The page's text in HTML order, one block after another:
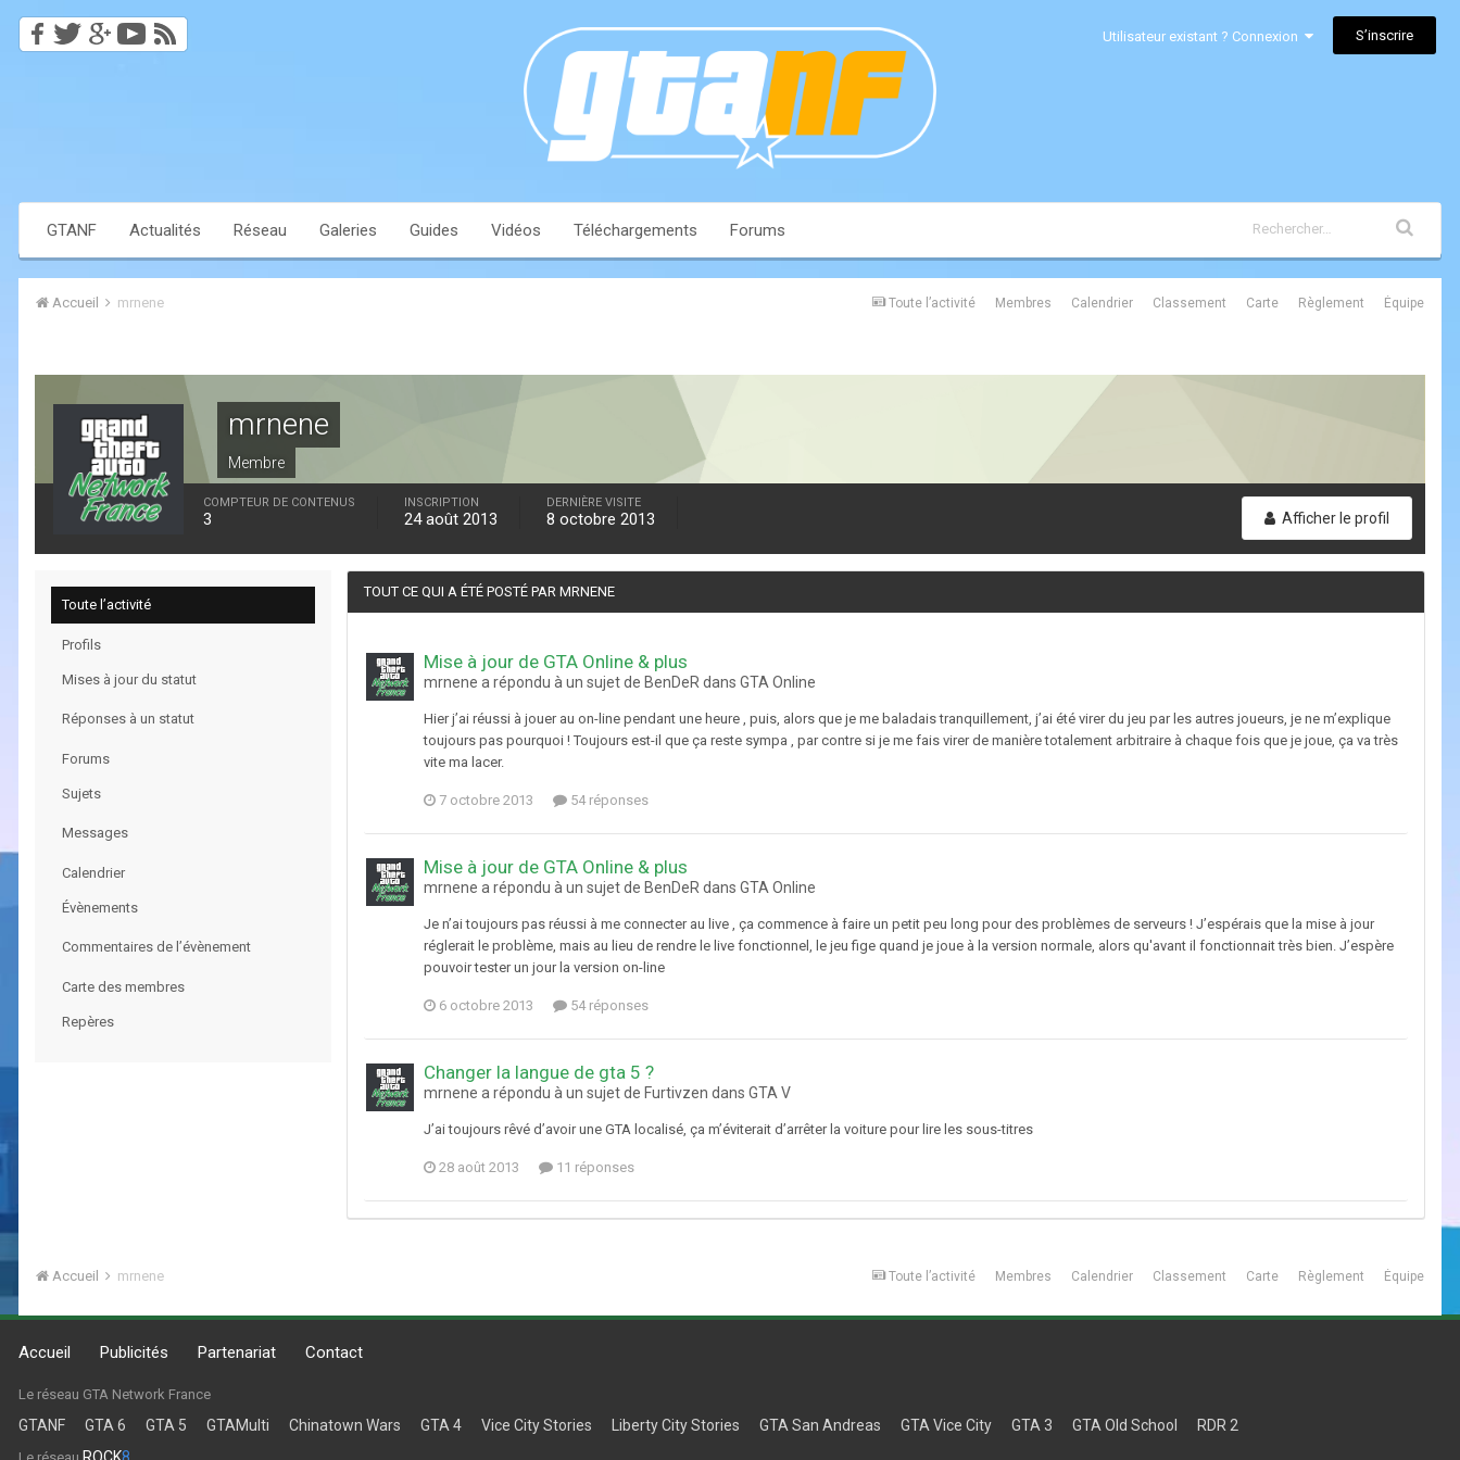
Utilisateur existant ? Connexion S’inscrire
GTANF Actualités Réseau Galeries Guides Vidéos Téléchargements Forums
Toute l’activité Membres Calendrier Classement Carte Règlement Équipe
Accueil mrnene
mrnene
Membre
Afficher le profil
COMPTEUR DE CONTENUS
3
INSCRIPTION
24 août 2013
DERNIÈRE VISITE
8 octobre 2013
Toute l’activité
Profils
Mises à jour du statut
Réponses à un statut
Forums
Sujets
Messages
Calendrier
Évènements
Commentaires de l’évènement
Carte des membres
Repères
TOUT CE QUI A ÉTÉ POSTÉ PAR MRNENE
Mise à jour de GTA Online & plus
mrnene a répondu à un sujet de BenDeR dans GTA Online
Hier j’ai réussi à jouer au on-line pendant une heure , puis, alors que je me baladais tranquillement, j’ai été virer du jeu par les autres joueurs, je ne m’explique
toujours pas pourquoi ! Toujours est-il que ça reste sympa , par contre si je me fais virer de manière totalement arbitraire à chaque fois que je joue, ça va très
vite ma lacer.
7 octobre 2013 54 réponses
Mise à jour de GTA Online & plus
mrnene a répondu à un sujet de BenDeR dans GTA Online
Je n’ai toujours pas réussi à me connecter au live , ça commence à faire un petit peu long pour des problèmes de serveurs ! J’espérais que la mise à jour
réglerait le problème, mais au lieu de rendre le live fonctionnel, le jeu fige quand je joue à la version normale, alors qu'avant il fonctionnait très bien. J’espère
pouvoir tester un jour la version on-line
6 octobre 2013 54 réponses
Changer la langue de gta 5 ?
mrnene a répondu à un sujet de Furtivzen dans GTA V
J’ai toujours rêvé d’avoir une GTA localisé, ça m’éviterait d’arrêter la voiture pour lire les sous-titres
28 août 2013 11 réponses
Toute l’activité Membres Calendrier Classement Carte Règlement Équipe
Accueil mrnene
Accueil Publicités Partenariat Contact
Le réseau GTA Network France
GTANF GTA 6 GTA 5 GTAMulti Chinatown Wars GTA 4 Vice City Stories Liberty City Stories GTA San Andreas GTA Vice City GTA 3 GTA Old School RDR 2